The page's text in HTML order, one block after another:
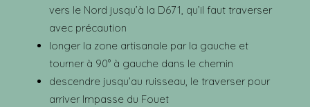
vers le Nord jusqu’à la D671, qu’il faut traverser
avec précaution
longer la zone artisanale par la gauche et
tourner à 90° à gauche dans le chemin
descendre jusqu’au ruisseau, le traverser pour
arriver Impasse du Fouet